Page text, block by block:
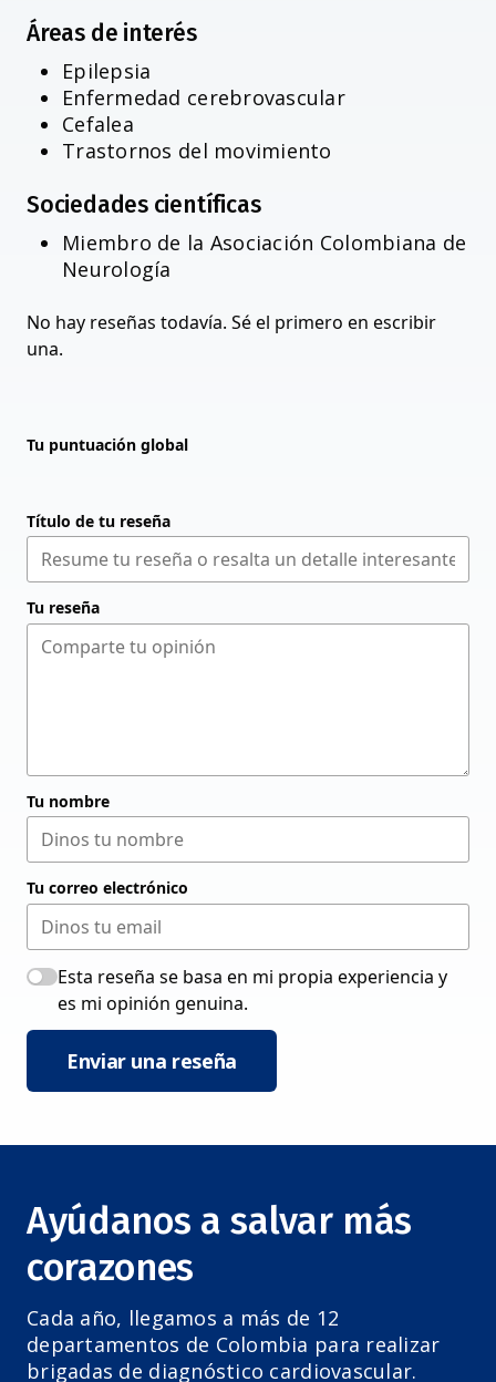
Áreas de interés
Epilepsia
Enfermedad cerebrovascular
Cefalea
Trastornos del movimiento
Sociedades científicas
Miembro de la Asociación Colombiana de
Neurología
No hay reseñas todavía. Sé el primero en escribir
una.
Tu puntuación global
Título de tu reseña
Tu reseña
Tu nombre
Tu correo electrónico
Esta reseña se basa en mi propia experiencia y
es mi opinión genuina.
Enviar una reseña
Ayúdanos a salvar más
corazones
Cada año, llegamos a más de 12
departamentos de Colombia para realizar
brigadas de diagnóstico cardiovascular.